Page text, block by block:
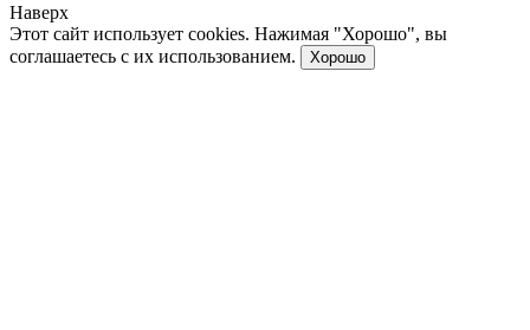
Наверх
Этот сайт использует cookies. Нажимая "Хорошо", вы
соглашаетесь с их использованием.
Хорошо